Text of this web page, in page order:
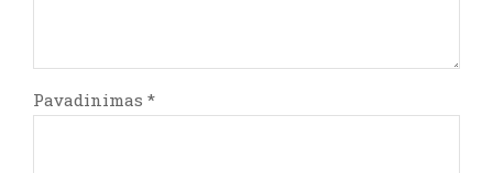
Pavadinimas *